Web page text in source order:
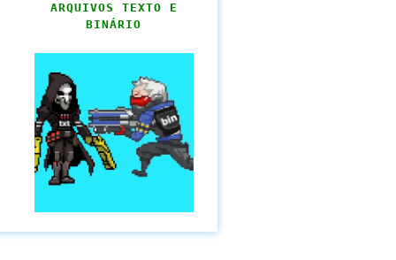
ARQUIVOS TEXTO E
BINÁRIO